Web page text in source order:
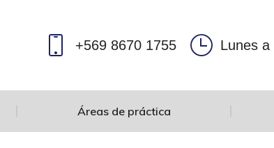
+569 8670 1755 Lunes
Áreas de práctica